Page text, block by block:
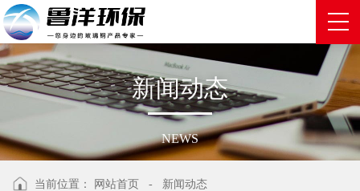
新闻动态
NEWS
当前位置： 网站首页 - 新闻动态